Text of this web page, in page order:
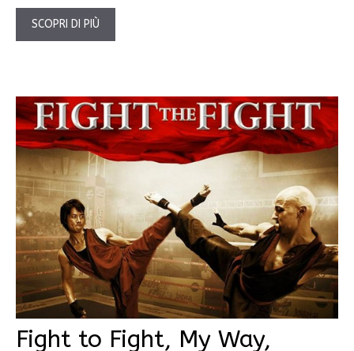
SCOPRI DI PIÙ
Fight to Fight, My Way,